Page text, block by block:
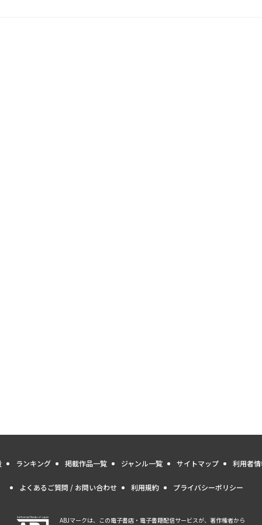
ランキング 掲載作品一覧 ジャンル一覧 サイトマップ 利用者
よくあるご質問 / お問い合わせ 利用規約 プライバシーポリシー
ABJマークは、この電子書店・電子書籍配信サービスが、著作権者から